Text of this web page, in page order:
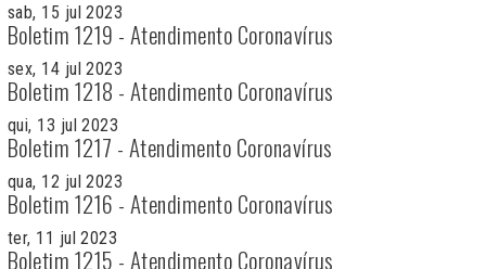
sab, 15 jul 2023
Boletim 1219 - Atendimento Coronavírus
sex, 14 jul 2023
Boletim 1218 - Atendimento Coronavírus
qui, 13 jul 2023
Boletim 1217 - Atendimento Coronavírus
qua, 12 jul 2023
Boletim 1216 - Atendimento Coronavírus
ter, 11 jul 2023
Boletim 1215 - Atendimento Coronavírus